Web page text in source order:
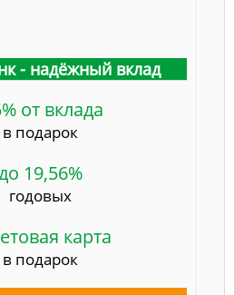
- надёжный вклад
от вклада
в подарок
19,56%
годовых
карта
в подарок